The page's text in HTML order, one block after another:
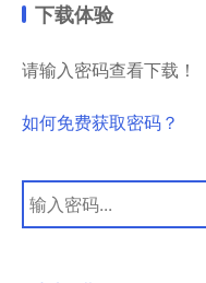
下载体验
请输入密码查看下载！
如何免费获取密码？